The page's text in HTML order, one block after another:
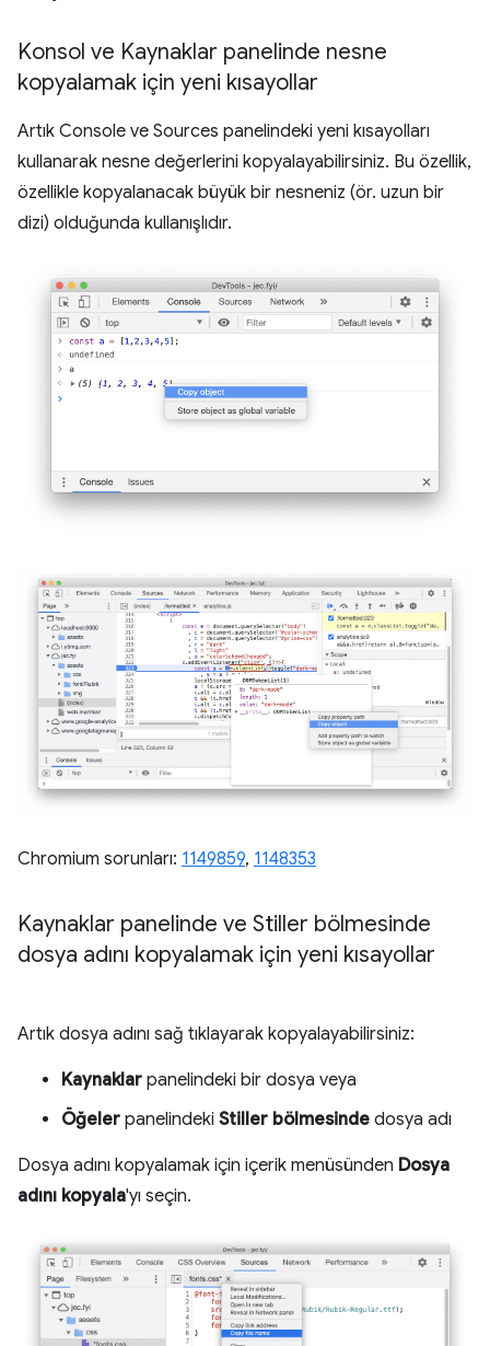
Konsol ve Kaynaklar panelinde nesne
kopyalamak için yeni kısayollar
Artık Console ve Sources panelindeki yeni kısayolları
kullanarak nesne değerlerini kopyalayabilirsiniz. Bu özellik,
özellikle kopyalanacak büyük bir nesneniz (ör. uzun bir
dizi) olduğunda kullanışlıdır.
Chromium sorunları: 1149859, 1148353
Kaynaklar panelinde ve Stiller bölmesinde
dosya adını kopyalamak için yeni kısayollar
Artık dosya adını sağ tıklayarak kopyalayabilirsiniz:
Kaynaklar panelindeki bir dosya veya
Öğeler panelindeki Stiller bölmesinde dosya adı
Dosya adını kopyalamak için içerik menüsünden Dosya
adını kopyala'yı seçin.